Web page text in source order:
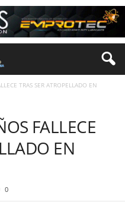
TRAS SER ATROPELLADO EN
FALLECE
EN
0